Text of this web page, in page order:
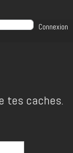
Connexion
tes caches.